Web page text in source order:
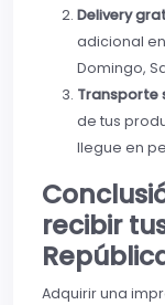
Delivery
adicional
Domingo,
Transporte
de tus
llegue en
recibir
Adquirir una